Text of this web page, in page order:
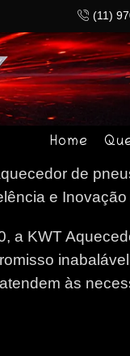
(11)
Home
de
e
a KWT
às